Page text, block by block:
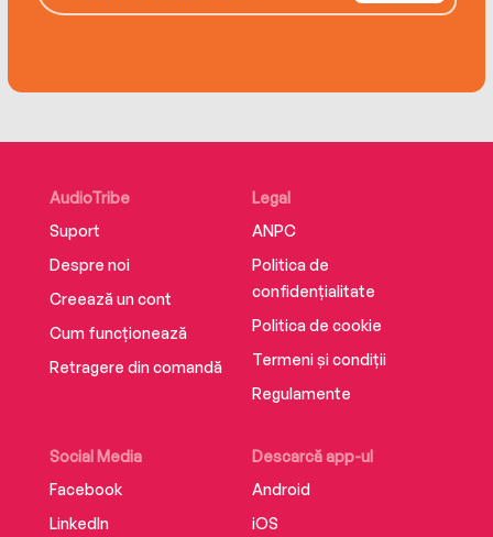
coming’ BELLA
FABULOUS
‘Atmospheric and suspenseful’ WOMAN’S
WEEKLY
‘A striking debut – the ultimate winter read!’
‘Adrenaline-charged – makes for superb, wintry
reading’ WI LIFE
AudioTribe
Suport
Despre noi
Creează un cont
Cum funcționează
Retragere din comandă
Social Media
Facebook
LinkedIn
Descarcă app-ul
Android
iOS
Legal
ANPC
Politica de
confidențialitate
Politica de cookie
Termeni și condiții
Regulamente